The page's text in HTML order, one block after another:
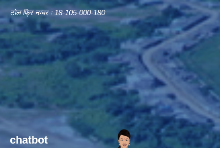
टोल फ्रि नम्बर ः 18-105-000-180
chatbot